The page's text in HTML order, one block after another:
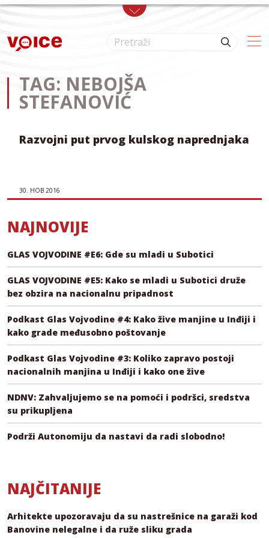
Skip to main content
TAG: NEBOJŠA
STEFANOVIĆ
Razvojni put prvog kulskog naprednjaka
30. НОВ 2016
NAJNOVIJE
GLAS VOJVODINE #E6: Gde su mladi u Subotici
GLAS VOJVODINE #E5: Kako se mladi u Subotici druže
bez obzira na nacionalnu pripadnost
Podkast Glas Vojvodine #4: Kako žive manjine u Inđiji i
kako grade međusobno poštovanje
Podkast Glas Vojvodine #3: Koliko zapravo postoji
nacionalnih manjina u Inđiji i kako one žive
NDNV: Zahvaljujemo se na pomoći i podršci, sredstva
su prikupljena
Podrži Autonomiju da nastavi da radi slobodno!
NAJČITANIJE
Arhitekte upozoravaju da su nastrešnice na garaži kod
Banovine nelegalne i da ruže sliku grada